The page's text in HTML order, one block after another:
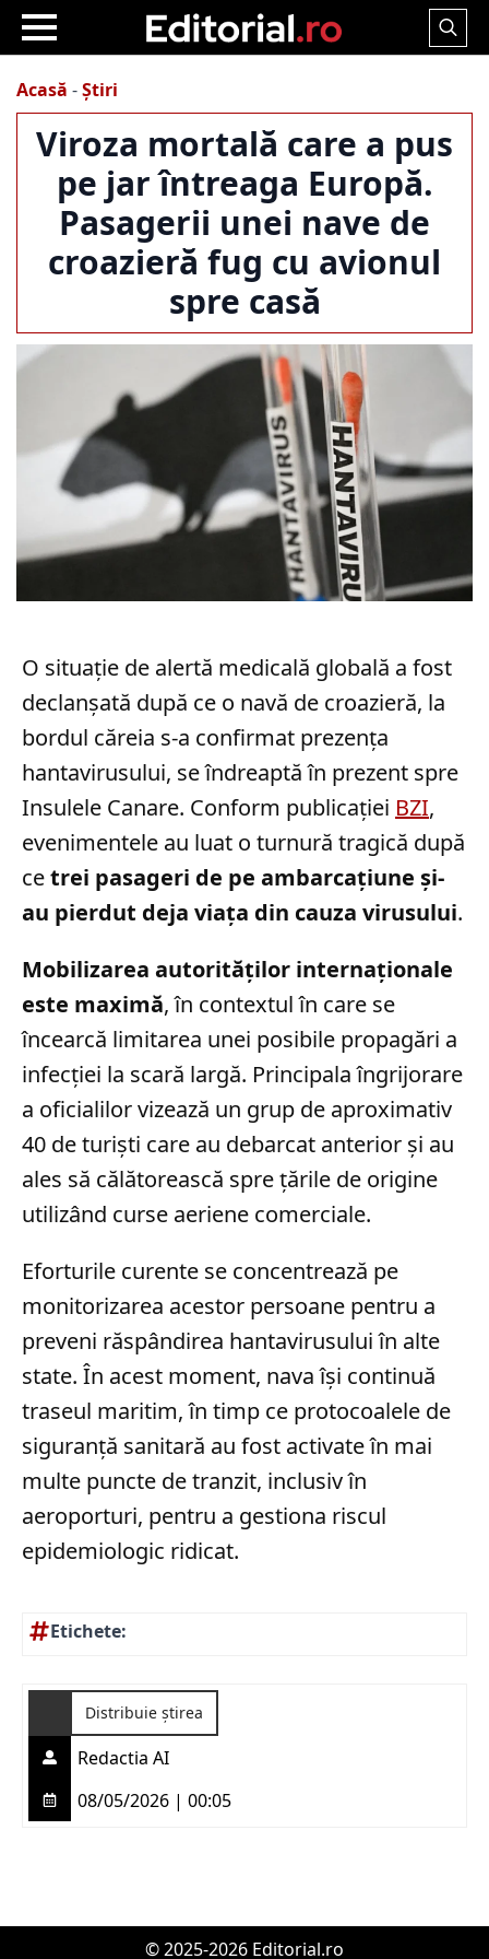
Search
Acasă -Știri
Viroza mortală care a pus
pe jar întreaga Europă.
Pasagerii unei nave de
croazieră fug cu avionul
spre casă
O situație de alertă medicală globală a fost
declanșată după ce o navă de croazieră, la
bordul căreia s-a confirmat prezența
hantavirusului, se îndreaptă în prezent spre
Insulele Canare. Conform publicației BZI,
evenimentele au luat o turnură tragică după
cetrei pasageri de pe ambarcațiune și-
au pierdut deja viața din cauza virusului.
Mobilizarea autorităților internaționale
este maximă, în contextul în care se
încearcă limitarea unei posibile propagări a
infecției la scară largă. Principala îngrijorare
a oficialilor vizează un grup de aproximativ
40 de turiști care au debarcat anterior și au
ales să călătorească spre țările de origine
utilizând curse aeriene comerciale.
Eforturile curente se concentrează pe
monitorizarea acestor persoane pentru a
preveni răspândirea hantavirusului în alte
state. În acest moment, nava își continuă
traseul maritim, în timp ce protocoalele de
siguranță sanitară au fost activate în mai
multe puncte de tranzit, inclusiv în
aeroporturi, pentru a gestiona riscul
epidemiologic ridicat.
Etichete:
Distribuie știrea
Redactia AI
08/05/2026 | 00:05
© 2025-2026 Editorial.ro